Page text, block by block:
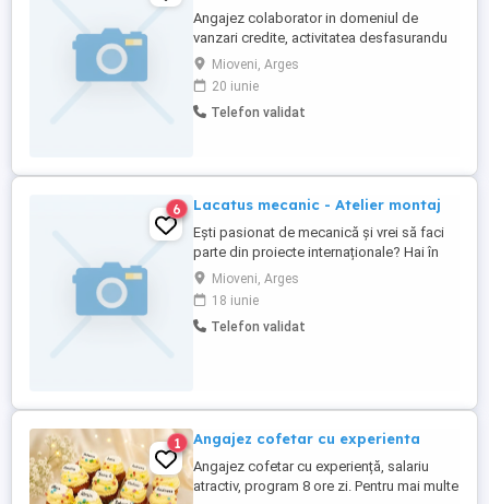
Angajez colaborator in domeniul de
vanzari credite, activitatea desfasurandu
se in orasul Mioveni si in zonele limitrofe.
Institutia in care se lucreaza este EASY
ASSET MANAGEMENT (iCredit)-nume mai
cunoscut de catre dvs. Va pot sta la
Mioveni, Arges
20 iunie
Telefon validat
6 Lacatus mecanic - Atelier montaj
Ești pasionat de mecanică și vrei să faci
parte din proiecte internaționale? Hai în
echipa noastră! Căutăm Lăcătuș Mecanic
pentru atelierul de montaj! Vei lucra cu
echipamente industriale diverse, alături de
colegi cu experiență, atât local cât și
Mioveni, Arges
18 iunie
Telefon validat
1 Angajez cofetar cu experienta
Angajez cofetar cu experiență, salariu
atractiv, program 8 ore zi. Pentru mai multe